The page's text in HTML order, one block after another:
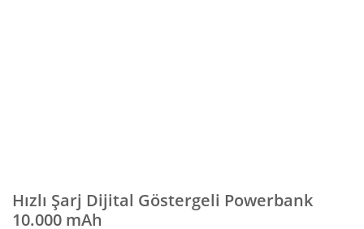
Hızlı Şarj Dijital Göstergeli Powerbank
10.000 mAh